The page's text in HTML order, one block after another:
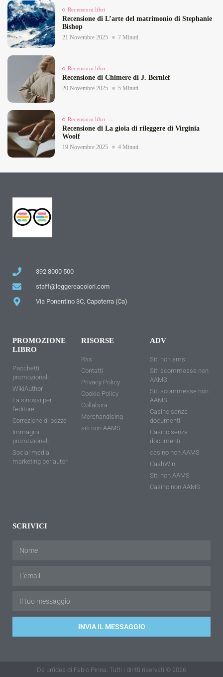
Recensioni libri
Recensione di L’arte del matrimonio di Stephanie
Bishop
21 Novembre 2025 7 Minuti
Recensioni libri
Recensione di Chimere di J. Bernlef
20 Novembre 2025 5 Minuti
Recensioni libri
Recensione di La gioia di rileggere di Virginia
Woolf
19 Novembre 2025 4 Minuti
392 8000 500
staff@leggereacolori.com
Via Ponentino 3C, Capoterra (Ca)
PROMOZIONE
LIBRO
Pacchetti
promozionali
WikiAuthor
La sinossi per
l'editore
Correzione di bozze
Immagini
promozionali
Social media
marketing per autori
RISORSE
Rss
Contatti
Privacy Policy
Cookie Policy
Collabora
Merchandising
siti non AAMS
ADV
Siti non ams
Siti scommesse non
AAMS
Siti scommesse non
AAMS
Casino senza
documenti
Casino senza
documenti
casino non AAMS
CashWin
Siti non AAMS
Casino non AAMS
SCRIVICI
INVIA IL MESSAGGIO
Da un'idea di Fabio Pinna. Tutti i diritti riservati © 2026